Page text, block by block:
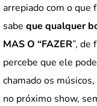
arrepiado com o que
sabe que qualquer
MAS O “FAZER”, de
percebe que ele
chamado os
no próximo show,